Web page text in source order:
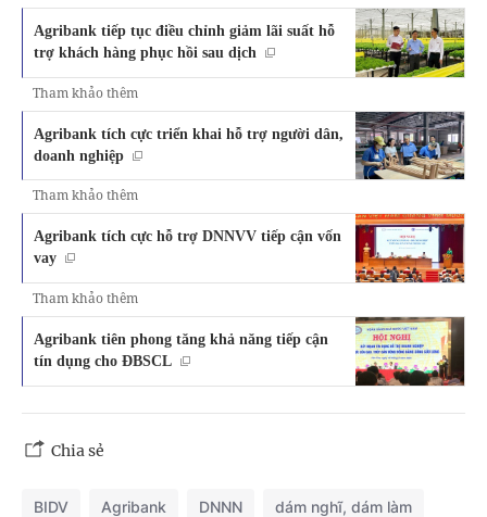
Agribank tiếp tục điều chỉnh giảm lãi suất hỗ
trợ khách hàng phục hồi sau dịch
Tham khảo thêm
Agribank tích cực triển khai hỗ trợ người dân,
doanh nghiệp
Tham khảo thêm
Agribank tích cực hỗ trợ DNNVV tiếp cận vốn
vay
Tham khảo thêm
Agribank tiên phong tăng khả năng tiếp cận
tín dụng cho ĐBSCL
Chia sẻ
BIDV Agribank DNNN dám nghĩ, dám làm